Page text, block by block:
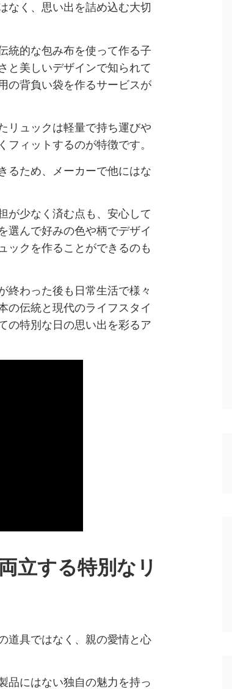
なく、思い出を詰め込む大切
統的な包み布を使って作る子
と美しいデザインで知られて
の背負い袋を作るサービスが
リュックは軽量で持ち運びや
ィットするのが特徴です。
るため、メーカーで他にはな
が少なく済む点も、安心して
選んで好みの色や柄でデザイ
ックを作ることができるのも
終わった後も日常生活で様々
の伝統と現代のライフスタイ
の特別な日の思い出を彩るア
立する特別なリ
道具ではなく、親の愛情と心
品にはない独自の魅力を持っ